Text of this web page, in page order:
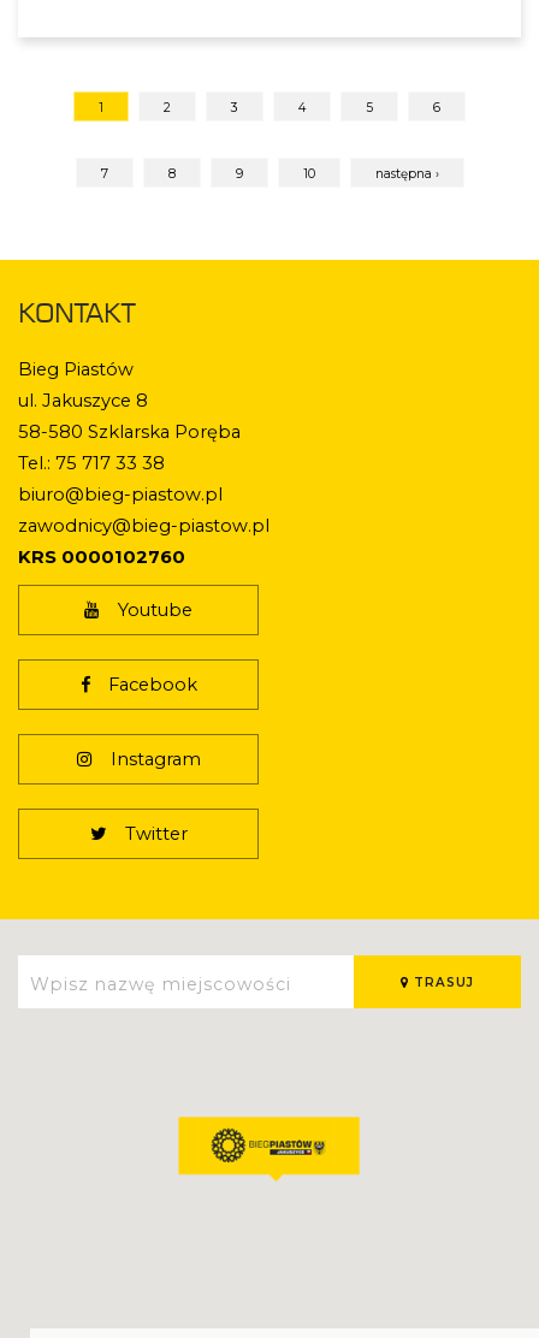
1 2 3 4 5 6
7 8 9 10 następna ›
KONTAKT
Bieg Piastów
ul. Jakuszyce 8
58-580 Szklarska Poręba
Tel.: 75 717 33 38
biuro@bieg-piastow.pl
zawodnicy@bieg-piastow.pl
KRS 0000102760
Youtube
Facebook
Instagram
Twitter
TRASUJ